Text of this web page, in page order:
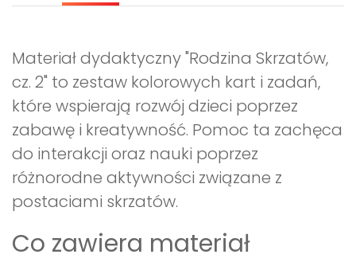
Materiał dydaktyczny "Rodzina Skrzatów,
cz. 2" to zestaw kolorowych kart i zadań,
które wspierają rozwój dzieci poprzez
zabawę i kreatywność. Pomoc ta zachęca
do interakcji oraz nauki poprzez
różnorodne aktywności związane z
postaciami skrzatów.
Co zawiera materiał